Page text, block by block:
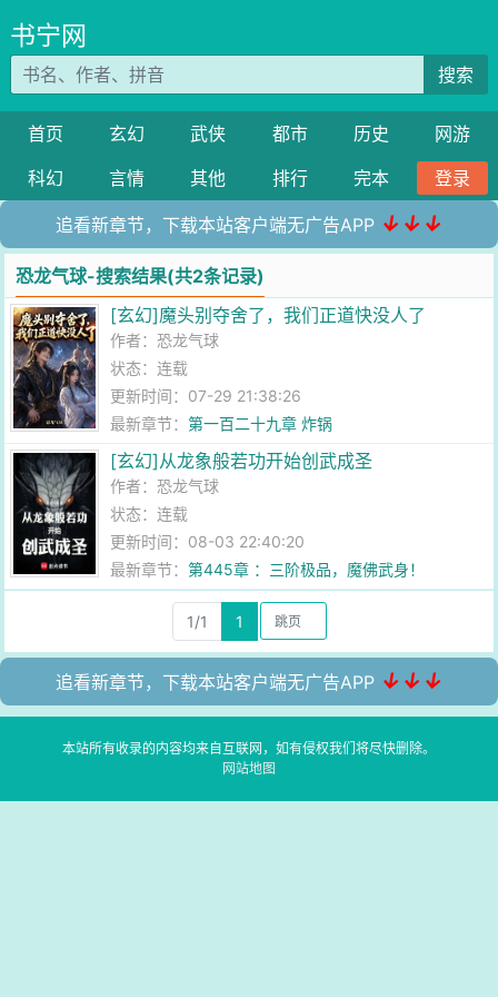
书宁网
搜索
首页 玄幻 武侠 都市 历史
网游
科幻
言情 其他 排行 完本 登录
追看新章节，下载本站客户端无广告APP ↓↓↓
恐龙气球-搜索结果(共2条记录)
[玄幻]魔头别夺舍了，我们正道快没人了
作者： 恐龙气球
状态：连载
更新时间：07-29 21:38:26
最新章节：第一百二十九章 炸锅
[玄幻]从龙象般若功开始创武成圣
作者： 恐龙气球
状态：连载
更新时间：08-03 22:40:20
最新章节：第445章 ：三阶极品，魔佛武身！
1/1 1
追看新章节，下载本站客户端无广告APP ↓↓↓
本站所有收录的内容均来自互联网，如有侵权我们将尽快删除。
网站地图